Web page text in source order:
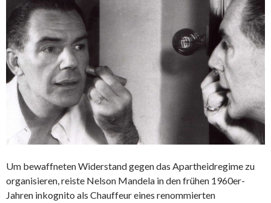
Um bewaffneten Widerstand gegen das Apartheidregime zu
organisieren, reiste Nelson Mandela in den frühen 1960er-
Jahren inkognito als Chauffeur eines renommierten